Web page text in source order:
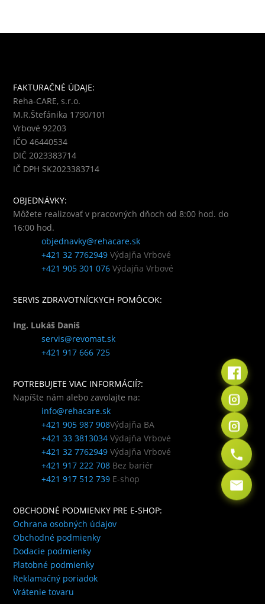
FAKTURAČNÉ ÚDAJE:
Reha-CARE, s.r.o.
M.R.Štefánika 1790/101
Vrbové 92203
IČO 46440534
DIČ 2023383714
IČ DPH SK2023383714
OBJEDNÁVKY:
Môžete realizovať v pracovných dňoch od 8:00 hod. do
16:00 hod.
objednavky@rehacare.sk
+421 32 7762949Výdajňa Vrbové
+421 905 301 076Výdajňa Vrbové
SERVIS ZDRAVOTNÍCKYCH POMÔCOK:
Ing. Lukáš Daniš
servis@revomat.sk
+421 917 666 725
POTREBUJETE VIAC INFORMÁCIÍ?:
Napíšte nám alebo zavolajte na:
info@rehacare.sk
+421 905 987 908Výdajňa BA
+421 33 3813034Výdajňa Vrbové
+421 32 7762949Výdajňa Vrbové
+421 917 222 708Bez bariér
+421 917 512 739E-shop
OBCHODNÉ PODMIENKY PRE E-SHOP:
Ochrana osobných údajov
Obchodné podmienky
Dodacie podmienky
Platobné podmienky
Reklamačný poriadok
Vrátenie tovaru